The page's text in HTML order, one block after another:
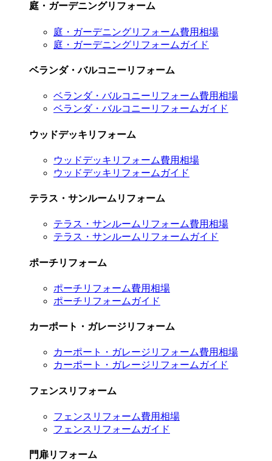
庭・ガーデニングリフォーム
庭・ガーデニングリフォーム費用相場
庭・ガーデニングリフォームガイド
ベランダ・バルコニーリフォーム
ベランダ・バルコニーリフォーム費用相場
ベランダ・バルコニーリフォームガイド
ウッドデッキリフォーム
ウッドデッキリフォーム費用相場
ウッドデッキリフォームガイド
テラス・サンルームリフォーム
テラス・サンルームリフォーム費用相場
テラス・サンルームリフォームガイド
ポーチリフォーム
ポーチリフォーム費用相場
ポーチリフォームガイド
カーポート・ガレージリフォーム
カーポート・ガレージリフォーム費用相場
カーポート・ガレージリフォームガイド
フェンスリフォーム
フェンスリフォーム費用相場
フェンスリフォームガイド
門扉リフォーム